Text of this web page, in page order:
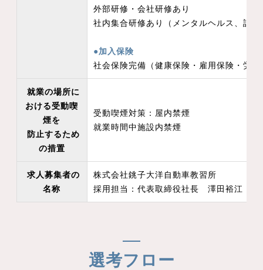
外部研修・会社研修あり
社内集合研修あり（メンタルヘルス、話
●加入保険
社会保険完備（健康保険・雇用保険・労
就業の場所に
おける受動喫
煙を
防止するため
の措置
受動喫煙対策：屋内禁煙
就業時間中施設内禁煙
求人募集者の
名称
株式会社銚子大洋自動車教習所
採用担当：代表取締役社長 澤田裕江
選考フロー